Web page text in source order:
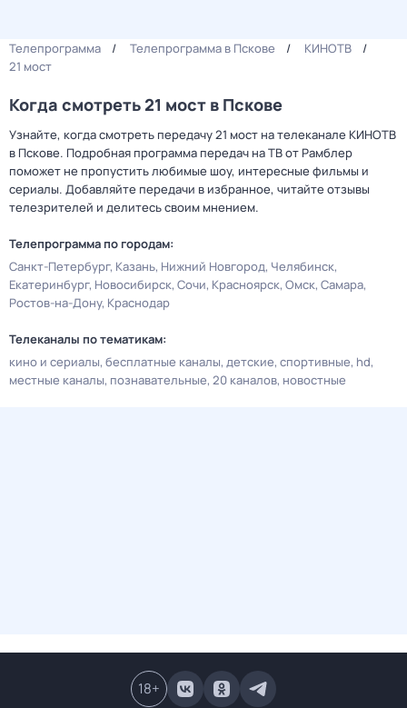
Телепрограмма Телепрограмма в Пскове
КИНОТВ
21 мост
Когда смотреть 21 мост в Пскове
Узнайте, когда смотреть передачу 21 мост на телеканале КИНОТВ
в Пскове. Подробная программа передач на ТВ от Рамблер
поможет не пропустить любимые шоу, интересные фильмы и
сериалы. Добавляйте передачи в избранное, читайте отзывы
телезрителей и делитесь своим мнением.
Телепрограмма по городам:
Санкт-Петербург Казань Нижний Новгород Челябинск
Екатеринбург Новосибирск Сочи Красноярск Омск Самара
Ростов-на-Дону Краснодар
Телеканалы по тематикам:
кино и сериалы бесплатные каналы детские спортивные hd
местные каналы познавательные 20 каналов новостные
18+